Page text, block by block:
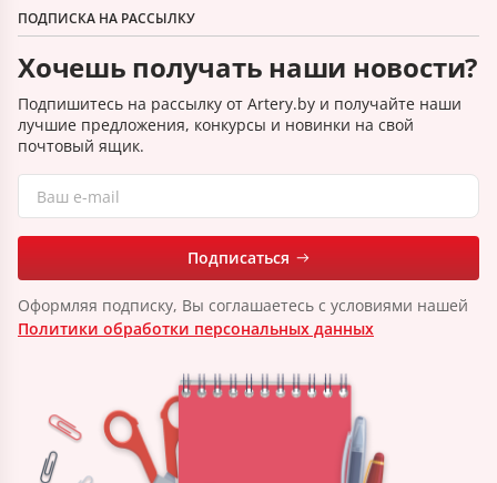
ПОДПИСКА НА РАССЫЛКУ
Хочешь получать наши новости?
Подпишитесь на рассылку от Artery.by и получайте наши
лучшие предложения, конкурсы и новинки на свой
почтовый ящик.
Подписаться
Оформляя подписку, Вы соглашаетесь с условиями нашей
Политики обработки персональных данных